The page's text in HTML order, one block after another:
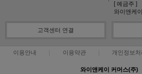
[ 예금주 ]
와이앤케
고객센터 연결
이용안내 이용약관 개인정보처
와이앤케이 커머스(주)